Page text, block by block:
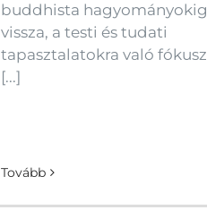
buddhista
vissza, a testi és tudati
tapasztalatokra való
[...]
Tovább